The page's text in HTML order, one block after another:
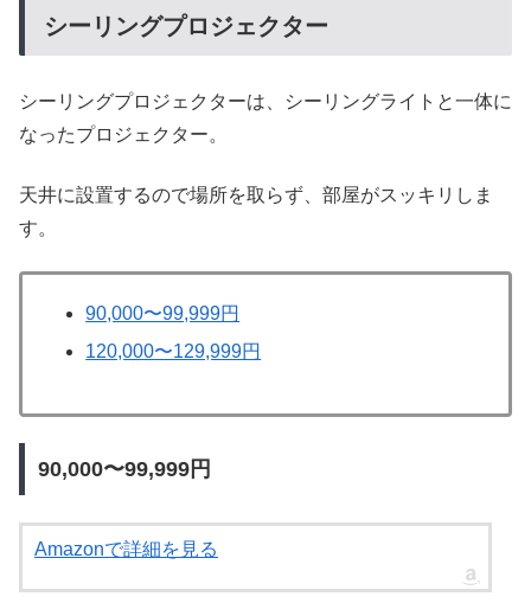
シーリングプロジェクター
シーリングプロジェクターは、シーリングライトと一体に
なったプロジェクター。
天井に設置するので場所を取らず、部屋がスッキリしま
す。
90,000〜99,999円
120,000〜129,999円
90,000〜99,999円
Amazonで詳細を見る